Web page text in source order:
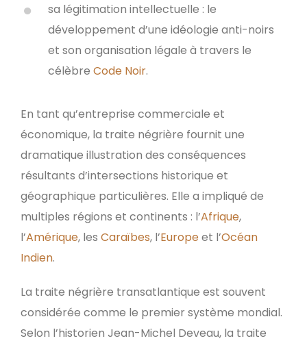
sa légitimation intellectuelle : le
développement d’une idéologie anti-noirs
et son organisation légale à travers le
célèbre Code Noir.
En tant qu’entreprise commerciale et
économique, la traite négrière fournit une
dramatique illustration des conséquences
résultants d’intersections historique et
géographique particulières. Elle a impliqué de
multiples régions et continents : l’Afrique,
l’Amérique, les Caraïbes, l’Europeet l’Océan
Indien.
La traite négrière transatlantique est souvent
considérée comme le premier système mondial.
Selon l’historien Jean-Michel Deveau, la traite